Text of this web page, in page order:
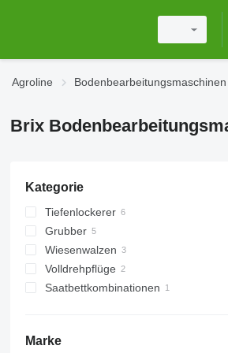
Agroline Bodenbearbeitungsmaschinen
Brix
Kategorie
Tiefenlockerer
Grubber
Wiesenwalzen
Ringwalzen
Volldrehpflüge
Saatbettkombinationen
Marke